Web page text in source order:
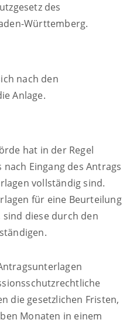
des
Württemberg.
nach den
Anlage.
hat in der Regel
Eingang des Antrags
vollständig sind.
für eine Beurteilung
diese durch den
die gesetzlichen Fristen,
Monaten in einem